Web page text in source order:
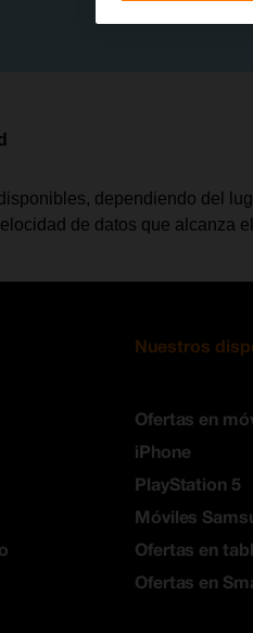
dependiendo del
de datos que alcanza
Nuestros
Ofertas en
iPhone
PlayStation 5
Móviles
Ofertas en
Ofertas en